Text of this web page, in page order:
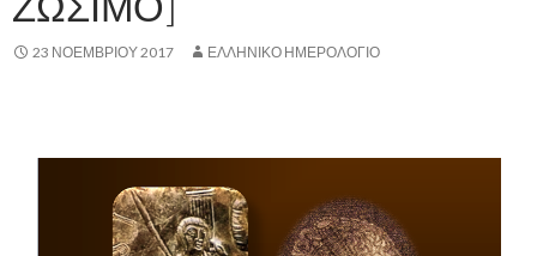
23 ΝΟΕΜΒΡΊΟΥ 2017 ΕΛΛΗΝΙΚΟ ΗΜΕΡΟΛΟΓΙΟ